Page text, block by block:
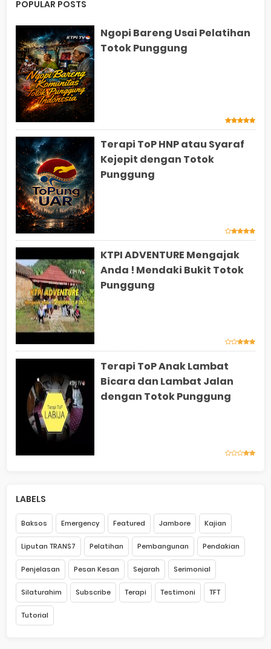
POPULAR POSTS
Ngopi Bareng Usai Pelatihan
Totok Punggung
Terapi ToP HNP atau Syaraf
Kejepit dengan Totok
Punggung
KTPI ADVENTURE Mengajak
Anda ! Mendaki Bukit Totok
Punggung
Terapi ToP Anak Lambat
Bicara dan Lambat Jalan
dengan Totok Punggung
LABELS
Baksos Emergency Featured Jambore Kajian
Liputan TRANS7 Pelatihan Pembangunan Pendakian
Penjelasan Pesan Kesan Sejarah Serimonial
Silaturahim Subscribe Terapi Testimoni TFT
Tutorial